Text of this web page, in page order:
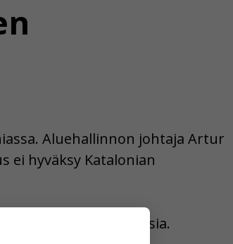
Aluehallinnon johtaja Artur
ei hyväksy Katalonian
saavat verohelpotuksia.